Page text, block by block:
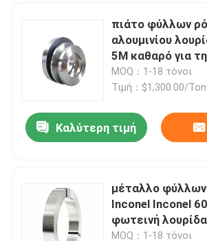
Γύρος εργοστασίων
Ποιοτικός έλεγχος
Ζητήστε ένα απόσπασμα
Κράμα ανοξείδωτου
Φύλλο πιάτων ανοξείδωτου
πιάτο φύλλων
αλουμινίου
5M καθαρό για
MOQ：1-18 τόνοι
Τιμή：$1,300.00/
Καλύτερη τιμή
μέταλλο
Inconel Inconel
φωτεινή
σπειρών
MOQ：1-18 τόνοι